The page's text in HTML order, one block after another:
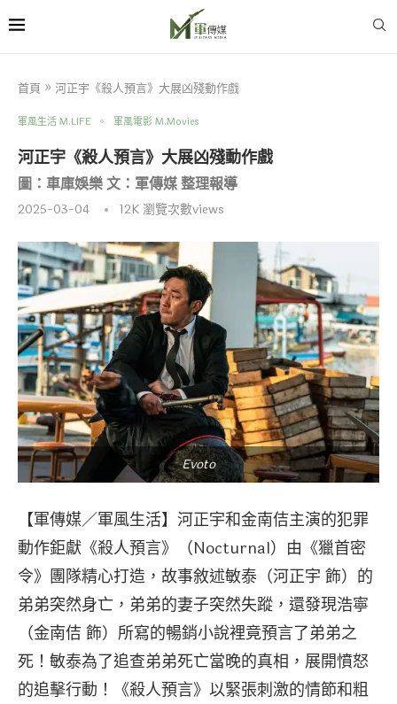
首頁 » 河正宇《殺人預言》大展凶殘動作戲
軍風生活 M.LIFE 軍風電影 M.Movies
河正宇《殺人預言》大展凶殘動作戲
圖：車庫娛樂 文：軍傳媒 整理報導
2025-03-04 12K瀏覽次數views
Evoto
【軍傳媒／軍風生活】河正宇和金南佶主演的犯罪
動作鉅獻《殺人預言》（Nocturnal）由《獵首密
令》團隊精心打造，故事敘述敏泰（河正宇 飾）的
弟弟突然身亡，弟弟的妻子突然失蹤，還發現浩寧
（金南佶 飾）所寫的暢銷小說裡竟預言了弟弟之
死！敏泰為了追查弟弟死亡當晚的真相，展開憤怒
的追擊行動！《殺人預言》以緊張刺激的情節和粗